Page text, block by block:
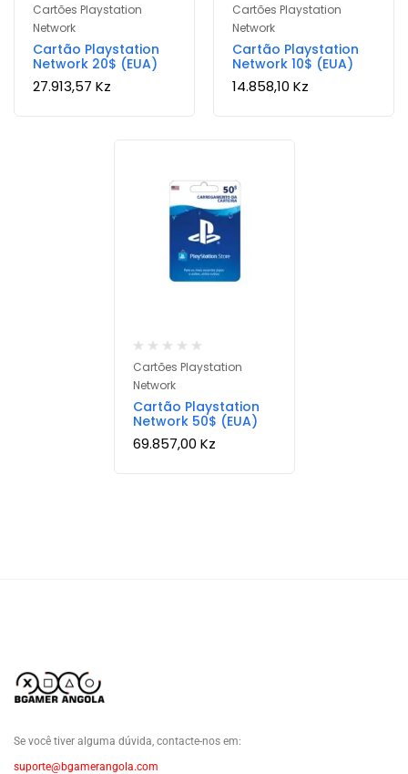
Cartões Playstation
Network
Cartão Playstation
Network 20$ (EUA)
27.913,57 Kz
Cartões Playstation
Network
Cartão Playstation
Network 10$ (EUA)
14.858,10 Kz
Cartões Playstation
Network
Cartão Playstation
Network 50$ (EUA)
69.857,00 Kz
Se você tiver alguma dúvida, contacte-nos em:
suporte@bgamerangola.com